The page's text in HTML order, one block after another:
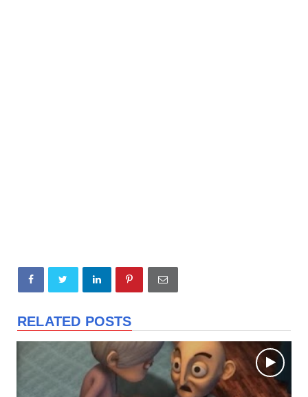
RELATED POSTS